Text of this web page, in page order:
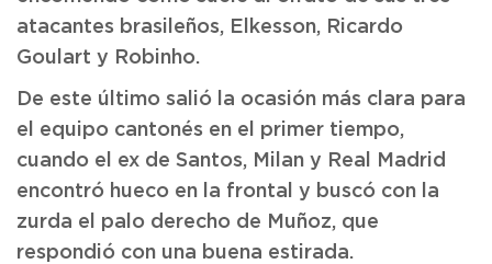
atacantes brasileños, Elkesson, Ricardo
Goulart y Robinho.
De este último salió la ocasión más clara para
el equipo cantonés en el primer tiempo,
cuando el ex de Santos, Milan y Real Madrid
encontró hueco en la frontal y buscó con la
zurda el palo derecho de Muñoz, que
respondió con una buena estirada.